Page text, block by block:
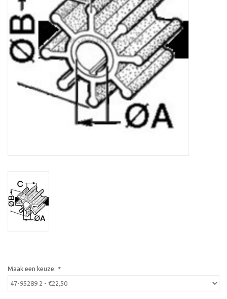
Contact
Maak een keuze: *